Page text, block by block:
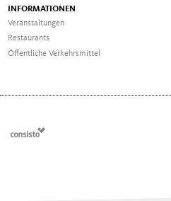
INFORMATIONEN
Veranstaltungen
Restaurants
Öffentliche Verkehrsmittel